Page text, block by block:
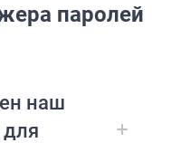
паролей
наш